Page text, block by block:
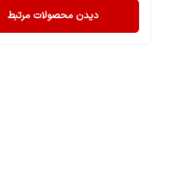
دیدن محصولات مرتبط